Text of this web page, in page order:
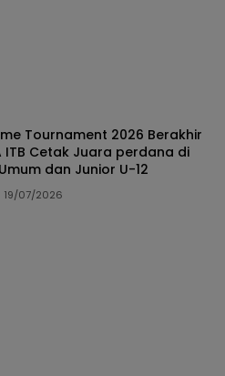
Tournament 2026 Berakhir
ITB Cetak Juara perdana di
dan Junior U-12
19/07/2026